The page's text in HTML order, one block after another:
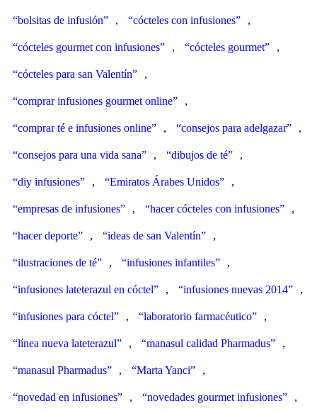
“bolsitas de infusión” , “cócteles con infusiones” ,
“cócteles gourmet con infusiones” , “cócteles gourmet” ,
“cócteles para san Valentín” ,
“comprar infusiones gourmet online” ,
“comprar té e infusiones online” , “consejos para adelgazar” ,
“consejos para una vida sana” , “dibujos de té” ,
“diy infusiones” , “Emiratos Árabes Unidos” ,
“empresas de infusiones” , “hacer cócteles con infusiones” ,
“hacer deporte” , “ideas de san Valentín” ,
“ilustraciones de té” , “infusiones infantiles” ,
“infusiones lateterazul en cóctel” , “infusiones nuevas 2014” ,
“infusiones para cóctel” , “laboratorio farmacéutico” ,
“línea nueva lateterazul” , “manasul calidad Pharmadus” ,
“manasul Pharmadus” , “Marta Yanci” ,
“novedad en infusiones” , “novedades gourmet infusiones” ,